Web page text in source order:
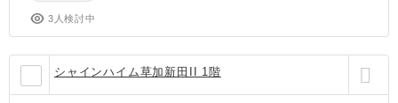
3人検討中
シャインハイム草加新田II 1階